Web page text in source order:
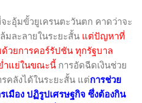
ะอุ้มขั้วยูเครนตะวันตก คาดว่าจะ
มละลายในระยะสั้น แต่ปัญหาที่
วยการคอร์รัปชัน ทุกรัฐบาล
ำแย่ในขณะนี้ การอัดฉีดเงินช่วย
รคลังได้ในระยะสั้น แต่การช่วย
เมือง ปฏิรูปเศรษฐกิจ ซึ่งต้องกิน